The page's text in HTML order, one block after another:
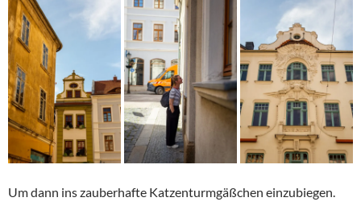
Um dann ins zauberhafte Katzenturmgäßchen einzubiegen.